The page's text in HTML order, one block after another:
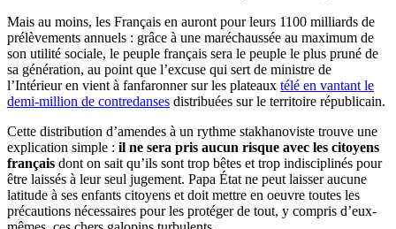
Mais au moins, les Français en auront pour leurs 1100 milliards de
prélèvements annuels : grâce à une maréchaussée au maximum de
son utilité sociale, le peuple français sera le peuple le plus pruné de
sa génération, au point que l’excuse qui sert de ministre de
l’Intérieur en vient à fanfaronner sur les plateaux télé en vantant le
demi-million de contredanses distribuées sur le territoire républicain.
Cette distribution d’amendes à un rythme stakhanoviste trouve une
explication simple : il ne sera pris aucun risque avec les citoyens
français dont on sait qu’ils sont trop bêtes et trop indisciplinés pour
être laissés à leur seul jugement. Papa État ne peut laisser aucune
latitude à ses enfants citoyens et doit mettre en oeuvre toutes les
précautions nécessaires pour les protéger de tout, y compris d’eux-